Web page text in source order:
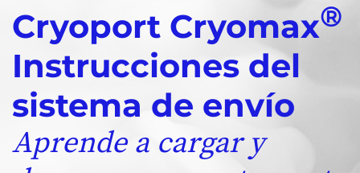
Cryoport Cryomax®
Instrucciones del
sistema de envío
Aprende a cargar y